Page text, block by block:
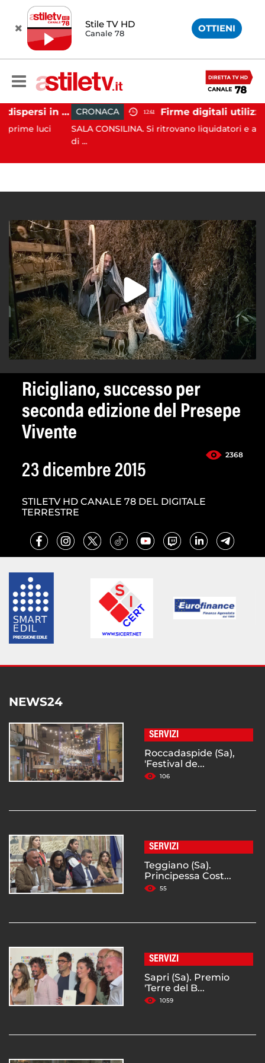
Stile TV HD
Canale 78 OTTIENI
Tramonti, 19 scout dispersi in montagna salvati dai vigili del fuoco
luci
CRONACA 12:41
SALA CONSILINA. Si ritrovano liquidatori e
Ricigliano, successo per
seconda edizione del Presepe
Vivente
2368
23 dicembre 2015
STILETV HD CANALE 78 DEL DIGITALE
TERRESTRE
NEWS24
SERVIZI
Roccadaspide (Sa),
'Festival de...
106
SERVIZI
Teggiano (Sa).
Principessa Cost...
55
SERVIZI
Sapri (Sa). Premio
'Terre del B...
1059